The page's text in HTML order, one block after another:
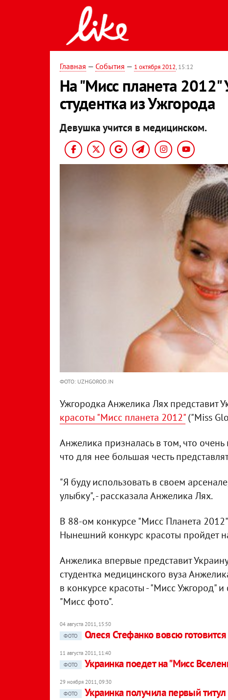
Главная — События — 1 октября 2012, 15:12
На "Мисс планета 2012"
студентка из Ужгорода
Девушка учится в медицинском.
ФОТО: UZHGOROD.IN
Ужгородка Анжелика Лях представит
красоты "Мисс планета 2012"("Miss
Анжелика призналась в том, что очень
что для нее большая честь
"Я буду использовать в своем
улыбку", - рассказала Анжелика Лях.
В 88-ом конкурсе "Мисс Планета
Нынешний конкурс красоты пройдет
Анжелика впервые представит
студентка медицинского вуза
в конкурсе красоты - "Мисс Ужгород"
"Мисс фото".
04 августа 2011, 15:50
ФОТО
Олеся Стефанко вовсю
11 августа 2011, 11:40
ФОТО
Украинка поедет на "Мисс
29 ноября 2011, 09:30
ФОТО
Украинка получила первый